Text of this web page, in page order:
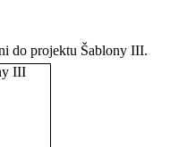
do projektu Šablony III.